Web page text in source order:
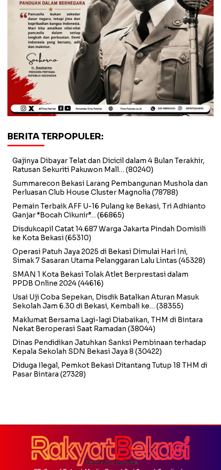
BERITA TERPOPULER:
Gajinya Dibayar Telat dan Dicicil dalam 4 Bulan Terakhir,
Ratusan Sekuriti Pakuwon Mall… (80240)
Summarecon Bekasi Larang Pembangunan Mushola dan
Perluasan Club House Cluster Magnolia (78788)
Pemain Terbaik AFF U-16 Pulang ke Bekasi, Tri Adhianto
Ganjar “Bocah Cikunir”… (66865)
Disdukcapil Catat 14.687 Warga Jakarta Pindah Domisili
ke Kota Bekasi(65310)
Operasi Patuh Jaya 2025 di Bekasi Dimulai Hari Ini,
Simak 7 Sasaran Utama Pelanggaran Lalu Lintas (45328)
SMAN 1 Kota Bekasi Tolak Atlet Berprestasi dalam
PPDB Online 2024(44616)
Usai Uji Coba Sepekan, Disdik Batalkan Aturan Masuk
Sekolah Jam 6.30 di Bekasi, Kembali ke… (38355)
Maklumat Bersama Lagi-lagi Diabaikan, THM di Bintara
Nekat Beroperasi Saat Ramadan (38044)
Dinas Pendidikan Jatuhkan Sanksi Pembinaan terhadap
Kepala Sekolah SDN Bekasi Jaya 8 (30422)
Diduga Ilegal, Pemkot Bekasi Ditantang Tutup 18 THM di
Pasar Bintara (27328)